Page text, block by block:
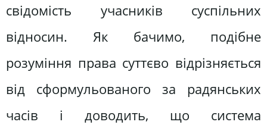
свідомість учасників суспільних
відносин. Як бачимо, подібне
розуміння права суттєво відрізняється
від сформульованого за радянських
часів і доводить, що система